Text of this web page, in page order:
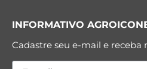
INFORMATIVO
Cadastre seu e-mail e receba